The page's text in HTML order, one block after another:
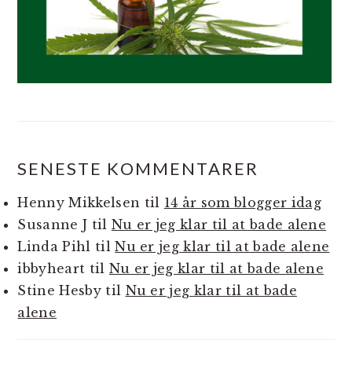
SENESTE KOMMENTARER
Henny Mikkelsen til 14 år som blogger idag
Susanne J til Nu er jeg klar til at bade alene
Linda Pihl tilNu er jeg klar til at bade alene
ibbyheart til Nu er jeg klar til at bade alene
Stine Hesbytil Nu er jeg klar til at bade
alene